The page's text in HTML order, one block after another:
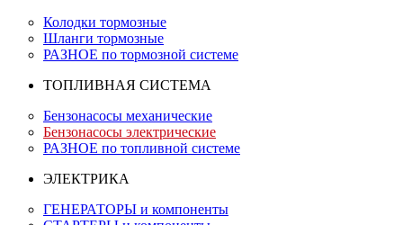
Колодки тормозные
Шланги тормозные
РАЗНОЕ по тормозной системе
ТОПЛИВНАЯ СИСТЕМА
Бензонасосы механические
Бензонасосы электрические
РАЗНОЕ по топливной системе
ЭЛЕКТРИКА
ГЕНЕРАТОРЫ и компоненты